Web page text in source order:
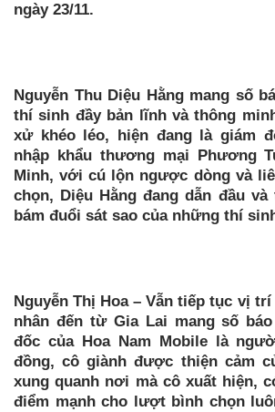
ngày 23/11.
Nguyễn Thu Diệu Hằng mang số
thí sinh đầy bản lĩnh và thông
xử khéo léo, hiện đang là giám
nhập khẩu thương mại Phương
Minh, với cú lộn ngược dòng và
chọn, Diệu Hằng đang dẫn đầu
bám đuổi sát sao của những thí
Nguyễn Thị Hoa – Vẫn tiếp tục vị
nhân đến từ Gia Lai mang số
đốc của Hoa Nam Mobile là
đồng, cô giành được thiện cảm
xung quanh nơi mà cô xuất hiện,
điểm mạnh cho lượt bình chọn